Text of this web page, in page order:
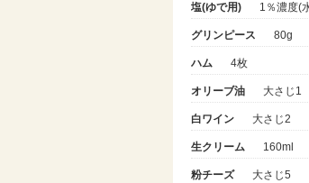
塩(ゆで用) 1％濃度(
グリンピース 80g
ハム 4枚
オリーブ油 大さじ1
白ワイン 大さじ2
生クリーム 160ml
粉チーズ 大さじ5